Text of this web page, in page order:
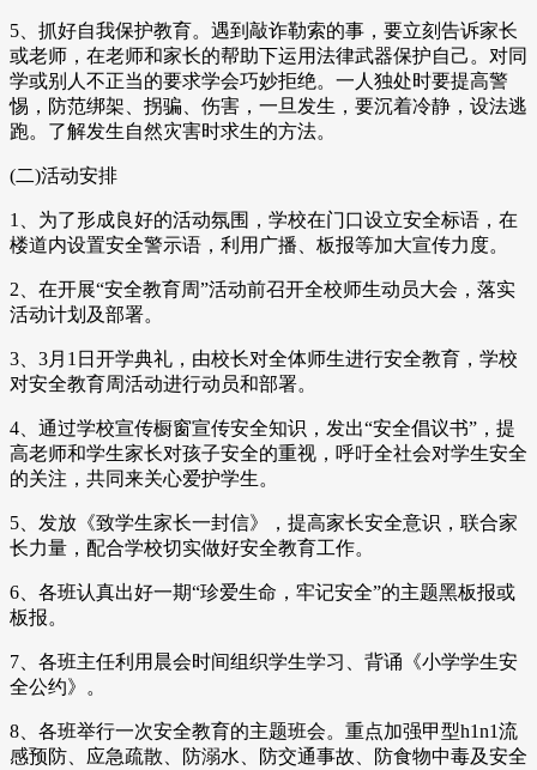
5、抓好自我保护教育。遇到敲诈勒索的事，要立刻告诉家长
或老师，在老师和家长的帮助下运用法律武器保护自己。对同
学或别人不正当的要求学会巧妙拒绝。一人独处时要提高警
惕，防范绑架、拐骗、伤害，一旦发生，要沉着冷静，设法逃
跑。了解发生自然灾害时求生的方法。
(二)活动安排
1、为了形成良好的活动氛围，学校在门口设立安全标语，在
楼道内设置安全警示语，利用广播、板报等加大宣传力度。
2、在开展“安全教育周”活动前召开全校师生动员大会，落实
活动计划及部署。
3、3月1日开学典礼，由校长对全体师生进行安全教育，学校
对安全教育周活动进行动员和部署。
4、通过学校宣传橱窗宣传安全知识，发出“安全倡议书”，提
高老师和学生家长对孩子安全的重视，呼吁全社会对学生安全
的关注，共同来关心爱护学生。
5、发放《致学生家长一封信》，提高家长安全意识，联合家
长力量，配合学校切实做好安全教育工作。
6、各班认真出好一期“珍爱生命，牢记安全”的主题黑板报或
板报。
7、各班主任利用晨会时间组织学生学习、背诵《小学学生安
全公约》。
8、各班举行一次安全教育的主题班会。重点加强甲型h1n1流
感预防、应急疏散、防溺水、防交通事故、防食物中毒及安全